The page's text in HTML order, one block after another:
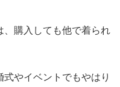
、購入しても他で着られ
やイベントでもやはり